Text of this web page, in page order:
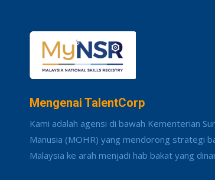
Mengenai TalentCorp
Kami adalah agensi di bawah Kementerian
Manusia (MOHR) yang mendorong strategi
Malaysia ke arah menjadi hab bakat yang